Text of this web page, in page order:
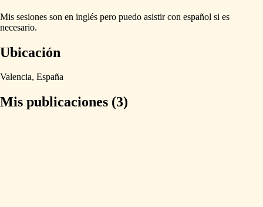
Mis sesiones son en inglés pero puedo asistir con español si es
necesario.
Ubicación
Valencia, España
Mis publicaciones (3)